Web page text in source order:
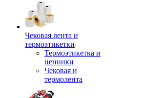
Чековая лента и
термоэтикетки
Термоэтикетка и
ценники
Чековая и
термолента